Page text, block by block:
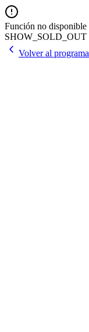
Función no disponible
SHOW_SOLD_OUT
Volver al programa